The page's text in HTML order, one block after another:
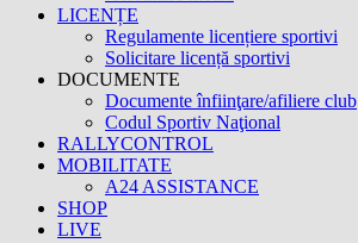
LICENȚE
Regulamente licențiere sportivi
Solicitare licență sportivi
DOCUMENTE
Documente înfiinţare/afiliere club
Codul Sportiv Naţional
RALLYCONTROL
MOBILITATE
A24 ASSISTANCE
SHOP
LIVE